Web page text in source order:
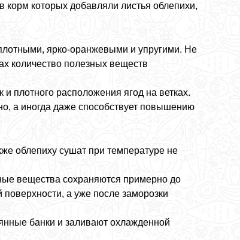
которых добавляли листья облепихи,
ярко-оранжевыми и упругими. Не
количество полезных веществ
плотного расположения ягод на ветках.
а иногда даже способствует повышению
облепиху сушат при температуре не
вещества сохраняются примерно до
а уже после заморозки
банки и заливают охлажденной